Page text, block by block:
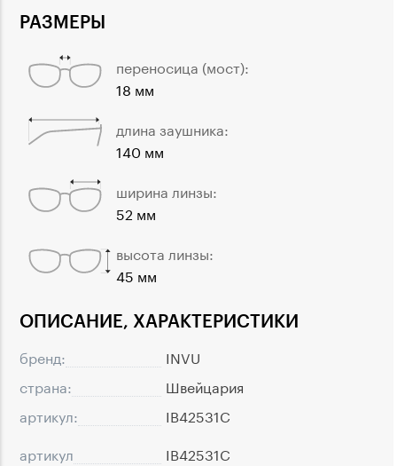
ОПИСАНИЕ, ХАРАКТЕРИСТИКИ
бренд:
INVU
страна:
Швейцария
артикул:
IB42531C
артикул
IB42531C
РАЗМЕРЫ
переносица (мост):
18 мм
длина заушника:
140 мм
ширина линзы:
52 мм
высота линзы:
45 мм